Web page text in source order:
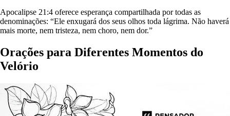
Apocalipse 21:4 oferece esperança compartilhada por todas as
denominações: “Ele enxugará dos seus olhos toda lágrima. Não haverá
mais morte, nem tristeza, nem choro, nem dor.”
Orações para Diferentes Momentos do
Velório